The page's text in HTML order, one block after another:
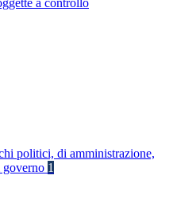
a controllo
politici, di amministrazione,
1